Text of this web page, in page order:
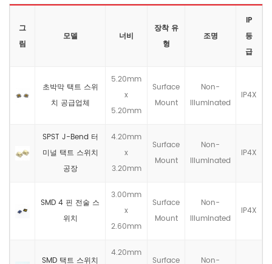
그
림
모델 너비
장착 유
형
조명
IP
등
급
초박막 택트 스위
치 공급업체
5.20mm
x
5.20mm
Surface
Mount
Non-
llluminated
IP4X
SPST J-Bend 터
미널 택트 스위치
공장
4.20mm
x
3.20mm
Surface
Mount
Non-
llluminated
IP4X
SMD 4 핀 전술 스
위치
3.00mm
x
2.60mm
Surface
Mount
Non-
llluminated
IP4X
SMD 택트 스위치
4.20mm
Surface
Non-